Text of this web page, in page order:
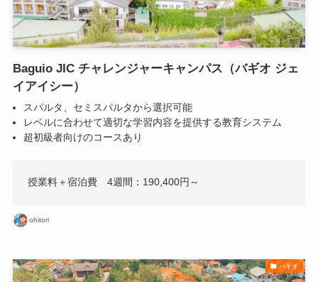
Baguio JIC チャレンジャーキャンパス（バギオ ジェ
イアイシー）
スパルタ、セミスパルタから選択可能
レベルに合わせて適切な学習内容を提供する教育システム
超初級者向けのコースあり
授業料＋宿泊費 4週間：190,400円～
ohitori
バギオ